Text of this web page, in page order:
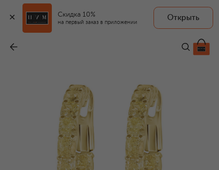
Скидка 10%
на первый заказ в приложении
Открыть